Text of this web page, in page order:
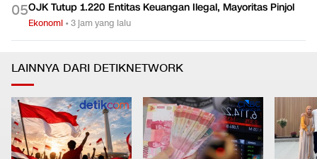
05OJK Tutup 1.220 Entitas Keuangan Ilegal, Mayoritas Pinjol
Ekonomi •3 jam yang lalu
LAINNYA DARI DETIKNETWORK